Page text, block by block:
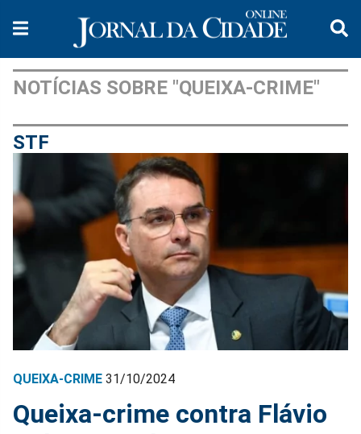
NOTÍCIAS SOBRE "QUEIXA-CRIME"
STF
QUEIXA-CRIME 31/10/2024
Queixa-crime contra Flávio